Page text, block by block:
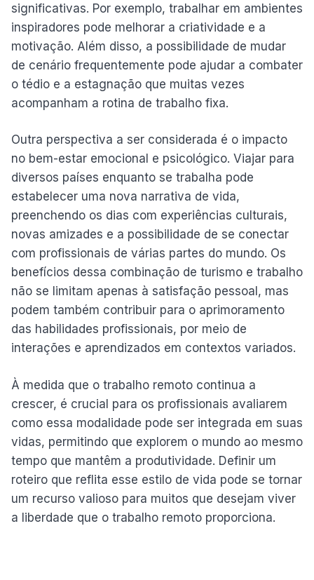
significativas. Por exemplo, trabalhar em ambientes
inspiradores pode melhorar a criatividade e a
motivação. Além disso, a possibilidade de mudar
de cenário frequentemente pode ajudar a combater
o tédio e a estagnação que muitas vezes
acompanham a rotina de trabalho fixa.
Outra perspectiva a ser considerada é o impacto
no bem-estar emocional e psicológico. Viajar para
diversos países enquanto se trabalha pode
estabelecer uma nova narrativa de vida,
preenchendo os dias com experiências culturais,
novas amizades e a possibilidade de se conectar
com profissionais de várias partes do mundo. Os
benefícios dessa combinação de turismo e trabalho
não se limitam apenas à satisfação pessoal, mas
podem também contribuir para o aprimoramento
das habilidades profissionais, por meio de
interações e aprendizados em contextos variados.
À medida que o trabalho remoto continua a
crescer, é crucial para os profissionais avaliarem
como essa modalidade pode ser integrada em suas
vidas, permitindo que explorem o mundo ao mesmo
tempo que mantêm a produtividade. Definir um
roteiro que reflita esse estilo de vida pode se tornar
um recurso valioso para muitos que desejam viver
a liberdade que o trabalho remoto proporciona.